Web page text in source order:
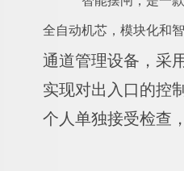
全自动机芯，模块化和
通道管理设备，采
实现对出入口的控
个人单独接受检查